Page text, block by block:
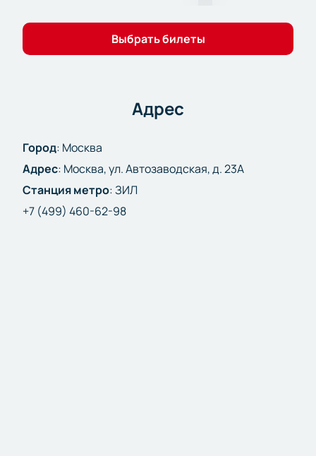
VIP-ложи: Получите отдельную зону для
Заказ по телефону: Оформите заявку через
вариант.
Купите билет на хоккей, воспользуйтесь простым
онлайн-сервисом. Количество мест ограничено —
действуйте быстро!
Выбрать билеты
Адрес
Город: Москва
Адрес: Москва, ул. Автозаводская, д. 23А
Станция метро:ЗИЛ
+7 (499) 460-62-98